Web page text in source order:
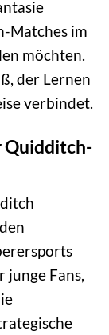
Matches im
möchten.
der Lernen
verbindet.
Quidditch-
Fans,